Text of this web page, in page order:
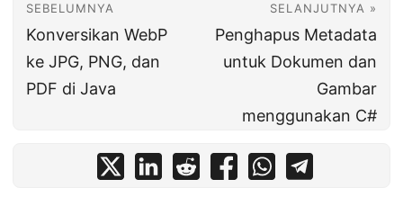
SEBELUMNYA
Konversikan WebP
ke JPG, PNG, dan
PDF di Java
SELANJUTNYA »
Penghapus Metadata
untuk Dokumen dan
Gambar
menggunakan C#